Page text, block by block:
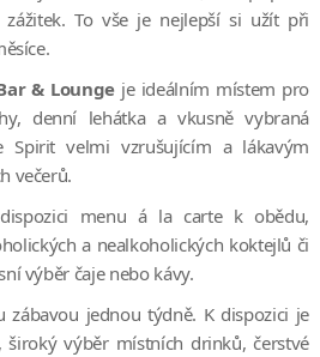
zážitek. To vše je nejlepší si užít při
& Lounge je ideálním místem pro
denní lehátka a vkusně vybraná
Spirit velmi vzrušujícím a lákavým
večerů.
menu á la carte k obědu,
a nealkoholických koktejlů či
výběr čaje nebo kávy.
zábavou jednou týdně. K dispozici je
výběr místních drinků, čerstvé